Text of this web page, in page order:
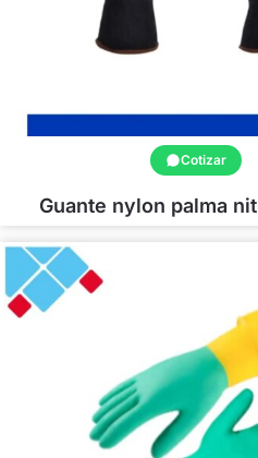
Cotizar
Guante nylon palma